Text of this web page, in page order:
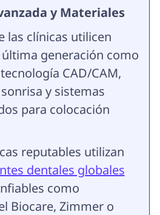
y Materiales
las clínicas utilicen
generación como
CAD/CAM,
y sistemas
para colocación
reputables utilizan
dentales globales
como
Biocare, Zimmer o